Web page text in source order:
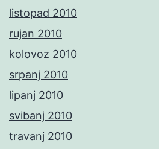
listopad 2010
rujan 2010
kolovoz 2010
srpanj 2010
lipanj 2010
svibanj 2010
travanj 2010